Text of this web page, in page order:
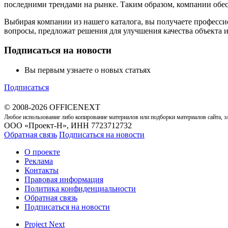
последними трендами на рынке. Таким образом, компании
Выбирая компании из нашего каталога, вы получаете
вопросы, предложат решения для улучшения качества
Подписаться на новости
Вы первым узнаете о новых статьях
Подписаться
© 2008-2026 OFFICENEXT
Любое использование либо копирование материалов или подборки материалов сайта,
ООО «Проект-Н», ИНН 7723712732
Обратная связь Подписаться на новости
О проекте
Реклама
Контакты
Правовая информация
Политика конфиденциальности
Обратная связь
Подписаться на новости
Project Next